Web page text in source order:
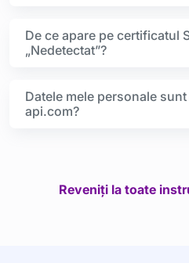
De ce apare pe certificatul
„Nedetectat”?
Datele mele personale
api.com?
Reveniți la toate